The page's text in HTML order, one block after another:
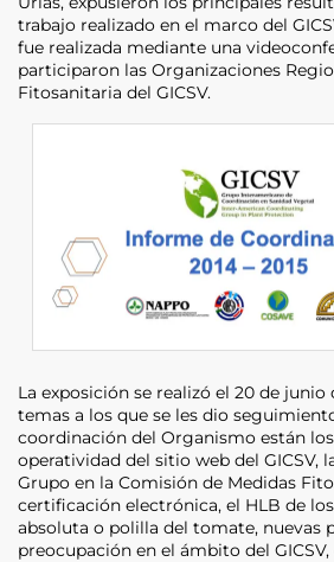
trabajo realizado en el marco del
fue realizada mediante una
participaron las Organizaciones
Fitosanitaria del GICSV.
La exposición se realizó el 20 de junio
temas a los que se les dio
coordinación del Organismo están
operatividad del sitio web del GICSV,
Grupo en la Comisión de Medidas
certificación electrónica, el HLB de
absoluta o polilla del tomate, nuevas
preocupación en el ámbito del